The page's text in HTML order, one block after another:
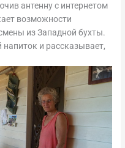
антенну с интернетом
возможности
из Западной бухты.
и рассказывает,